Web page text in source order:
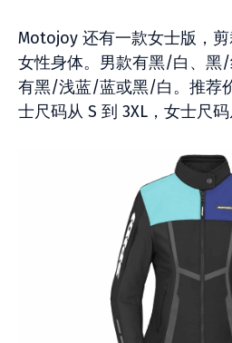
Motojoy 还有一款女士版，
女性身体。男款有黑/白、
有黑/浅蓝/蓝或黑/白。推荐
士尺码从 S 到 3XL，女士尺码